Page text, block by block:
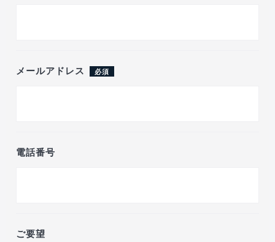
メールアドレス 必須
電話番号
ご要望